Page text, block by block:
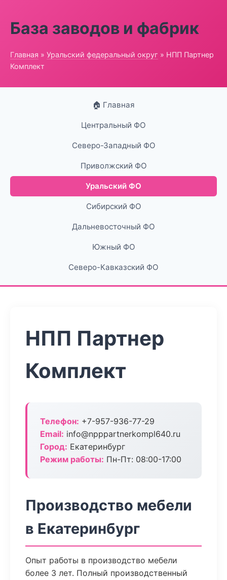
База заводов и фабрик
Главная » Уральский федеральный округ » НПП Партнер
Комплект
🏠 Главная
Центральный ФО
Северо-Западный ФО
Приволжский ФО
Уральский ФО
Сибирский ФО
Дальневосточный ФО
Южный ФО
Северо-Кавказский ФО
НПП Партнер
Комплект
Телефон: +7-957-936-77-29
Email: info@npppartnerkompl640.ru
Город: Екатеринбург
Режим работы: Пн-Пт: 08:00-17:00
Производство мебели
в Екатеринбург
Опыт работы в производство мебели
более 3 лет. Полный производственный